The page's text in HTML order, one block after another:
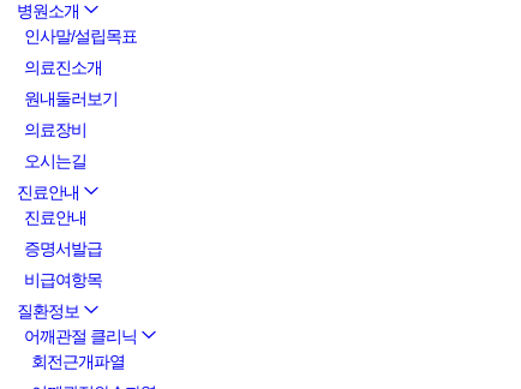
병원소개
인사말/설립목표
의료진소개
원내둘러보기
의료장비
오시는길
진료안내
진료안내
증명서발급
비급여항목
질환정보
어깨관절 클리닉
회전근개파열